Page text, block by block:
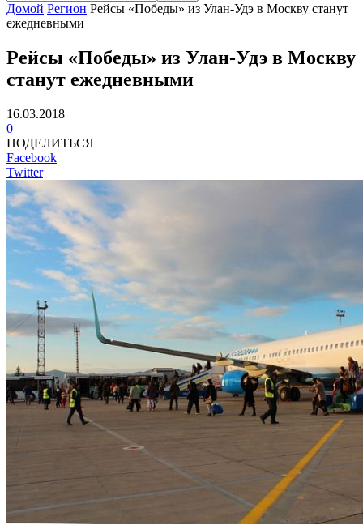
Домой Регион Рейсы «Победы» из Улан-Удэ в Москву станут
ежедневными
Рейсы «Победы» из Улан-Удэ в Москву
станут ежедневными
16.03.2018
0
ПОДЕЛИТЬСЯ
Facebook
Twitter